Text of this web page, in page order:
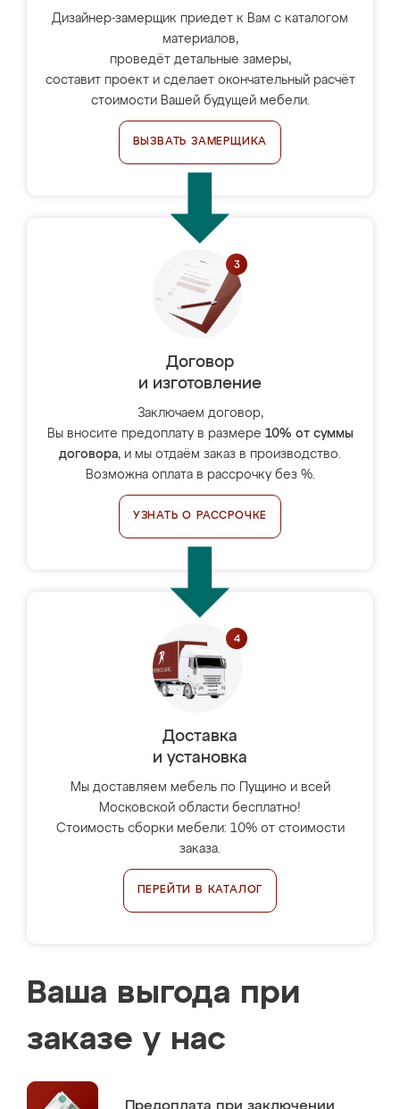
Дизайнер-замерщик приедет к Вам с каталогом
материалов,
проведёт детальные замеры,
составит проект и сделает окончательный расчёт
стоимости Вашей будущей мебели.
ВЫЗВАТЬ ЗАМЕРЩИКА
Договор
и изготовление
Заключаем договор,
Вы вносите предоплату в размере 10% от суммы
договора, и мы отдаём заказ в производство.
Возможна оплата в рассрочку без %.
УЗНАТЬ О РАССРОЧКЕ
Доставка
и установка
Мы доставляем мебель по Пущино и всей
Московской области бесплатно!
Стоимость сборки мебели: 10% от стоимости
заказа.
ПЕРЕЙТИ В КАТАЛОГ
Ваша выгода при
заказе у нас
Предоплата при заключении